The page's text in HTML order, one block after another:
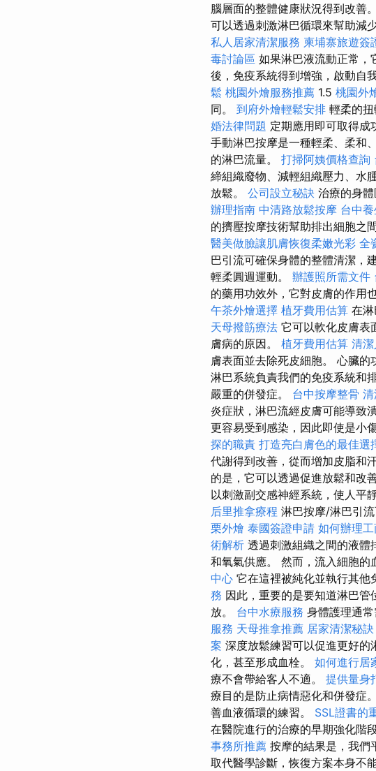
腦層面的整體健康狀況得到改善。
可以透過刺激淋巴循環來幫助減
私人居家清潔服務 柬埔寨旅遊簽
毒討論區 如果淋巴液流動正常，
後，免疫系統得到增強，啟動自
鬆 桃園外燴服務推薦 1.5 桃園外
同。 到府外燴輕鬆安排 輕柔的
婚法律問題 定期應用即可取得成
手動淋巴按摩是一種輕柔、柔和
的淋巴流量。 打掃阿姨價格查詢
締組織廢物、減輕組織壓力、水
放鬆。 公司設立秘訣 治療的身
辦理指南 中清路放鬆按摩 台中
的擠壓按摩技術幫助排出細胞之
醫美做臉讓肌膚恢復柔嫩光彩 全
巴引流可確保身體的整體清潔，
輕柔圓週運動。 辦護照所需文件
的藥用功效外，它對皮膚的作用
午茶外燴選擇 植牙費用估算 在
天母撥筋療法 它可以軟化皮膚表
膚病的原因。 植牙費用估算 清
膚表面並去除死皮細胞。 心臟的
淋巴系統負責我們的免疫系統和
嚴重的併發症。 台中按摩整骨
炎症狀，淋巴流經皮膚可能導致
更容易受到感染，因此即使是小
探的職責 打造亮白膚色的最佳選
代謝得到改善，從而增加皮脂和
的是，它可以透過促進放鬆和改
以刺激副交感神經系統，使人平
后里推拿療程 淋巴按摩/淋巴引
栗外燴 泰國簽證申請 如何辦理
術解析 透過刺激組織之間的液體
和氧氣供應。 然而，流入細胞的
中心 它在這裡被純化並執行其他
務 因此，重要的是要知道淋巴
放。 台中水療服務 身體護理通
服務 天母推拿推薦 居家清潔秘訣
案 深度放鬆練習可以促進更好
化，甚至形成血栓。 如何進行居
療不會帶給客人不適。 提供量身
療目的是防止病情惡化和併發症。
善血液循環的練習。 SSL證書的
在醫院進行的治療的早期強化階
事務所推薦 按摩的結果是，我們
取代醫學診斷，恢復方案本身不